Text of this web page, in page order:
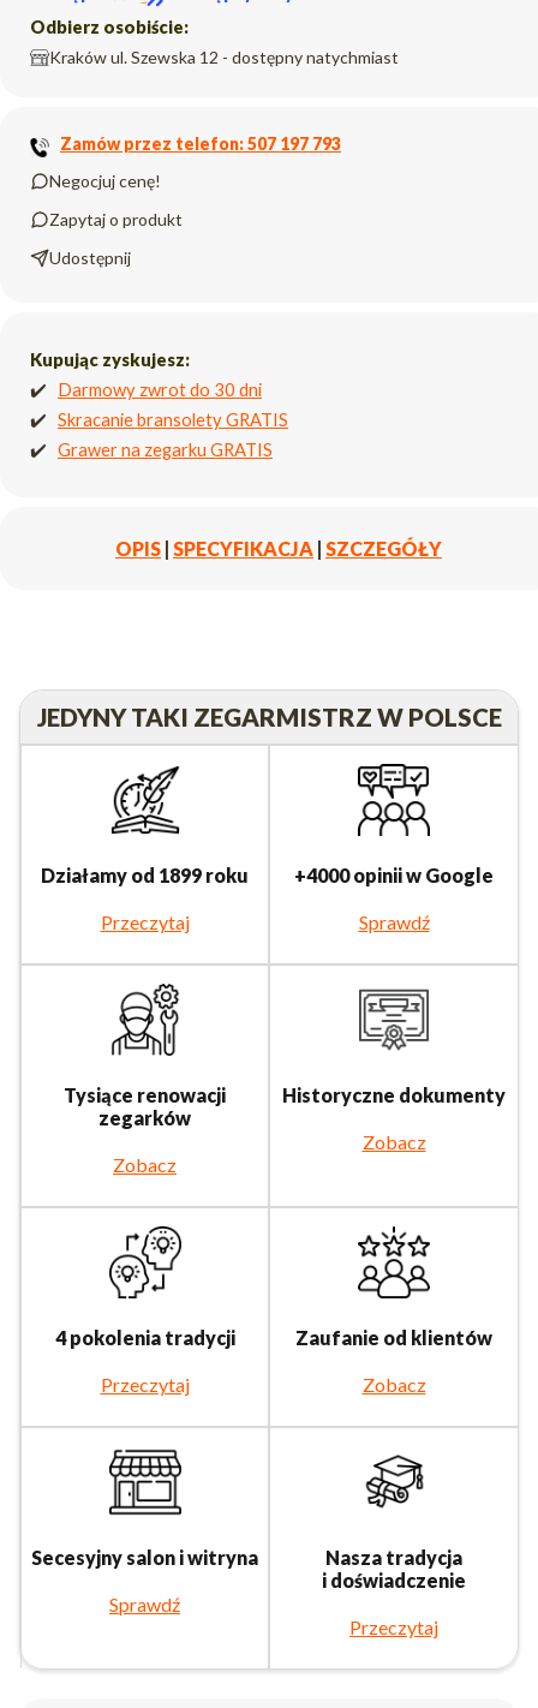
Odbierz osobiście:
Kraków ul. Szewska 12 - dostępny natychmiast
Zamów przez telefon: 507 197 793
Negocjuj cenę!
Zapytaj o produkt
Udostępnij
Kupując zyskujesz:
✔️ Darmowy zwrot do 30 dni
✔️ Skracanie bransolety GRATIS
✔️ Grawer na zegarku GRATIS
OPIS SPECYFIKACJA SZCZEGÓŁY
JEDYNY TAKI ZEGARMISTRZ W POLSCE
Działamy od 1899 roku
Przeczytaj
+4000 opinii w Google
Sprawdź
Tysiące renowacji
zegarków
Zobacz
Historyczne dokumenty
Zobacz
4 pokolenia tradycji
Przeczytaj
Zaufanie od klientów
Zobacz
Secesyjny salon i witryna
Sprawdź
Nasza tradycja
i doświadczenie
Przeczytaj